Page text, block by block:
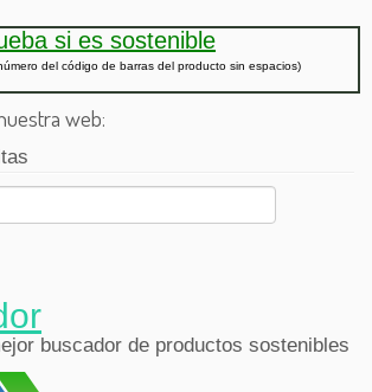
si es sostenible
del código de barras del producto sin espacios)
web:
buscador de productos sostenibles